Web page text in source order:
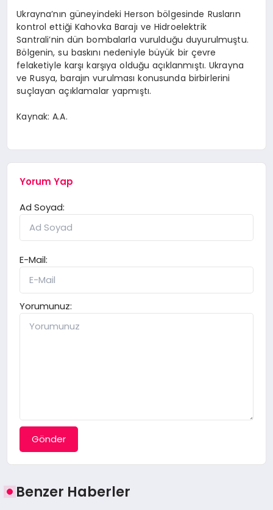
Ukrayna’nın güneyindeki Herson bölgesinde Rusların
kontrol ettiği Kahovka Barajı ve Hidroelektrik
Santrali’nin dün bombalarla vurulduğu duyurulmuştu.
Bölgenin, su baskını nedeniyle büyük bir çevre
felaketiyle karşı karşıya olduğu açıklanmıştı. Ukrayna
ve Rusya, barajın vurulması konusunda birbirlerini
suçlayan açıklamalar yapmıştı.
Kaynak: A.A.
Yorum Yap
Ad Soyad:
E-Mail:
Yorumunuz:
Gönder
Benzer Haberler